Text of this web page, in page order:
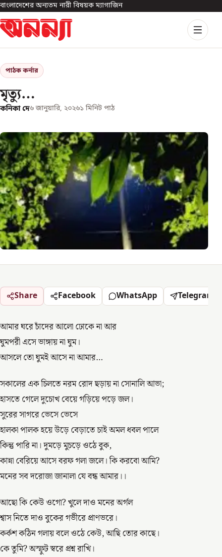
বাংলাদেশের অন্যতম নারী বিষয়ক ম্যাগাজিন
পাঠক কর্নার
মৃত্যু…
কনিকা দে৬ জানুয়ারি, ২০২৬১ মিনিট পাঠ
Share Facebook WhatsApp Telegram
আমার ঘরে চাঁদের আলো ঢোকে না আর
ঘুমপরী এসে ভাঙ্গায় না ঘুম।
আসলে তো ঘুমই আসে না আমার…
সকালের এক চিলতে নরম রোদ ছড়ায় না সোনালি আভা;
হাসতে গেলে দুচোখ বেয়ে গড়িয়ে পড়ে জল।
সুরের সাগরে ভেসে ভেসে
হালকা পালক হয়ে উড়ে বেড়াতে চাই অমল ধবল পালে
কিন্তু পারি না। দুমড়ে মুচড়ে ওঠে বুক,
কান্না বেরিয়ে আসে বরফ গলা জলে। কি করবো আমি?
মনের সব দরোজা জানালা যে বন্ধ আমার।।
আছো কি কেউ ওগো? খুলে দাও মনের অর্গল
শ্বাস নিতে দাও বুকের গভীরে প্রাণভরে।
কর্কশ কঠিন গলায় বলে ওঠে কেউ, আছি তোর কাছে।
কে তুমি? অস্ফুট স্বরে প্রশ্ন রাখি।